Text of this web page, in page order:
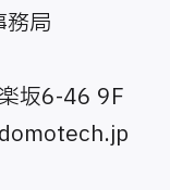
局
坂6-46 9F